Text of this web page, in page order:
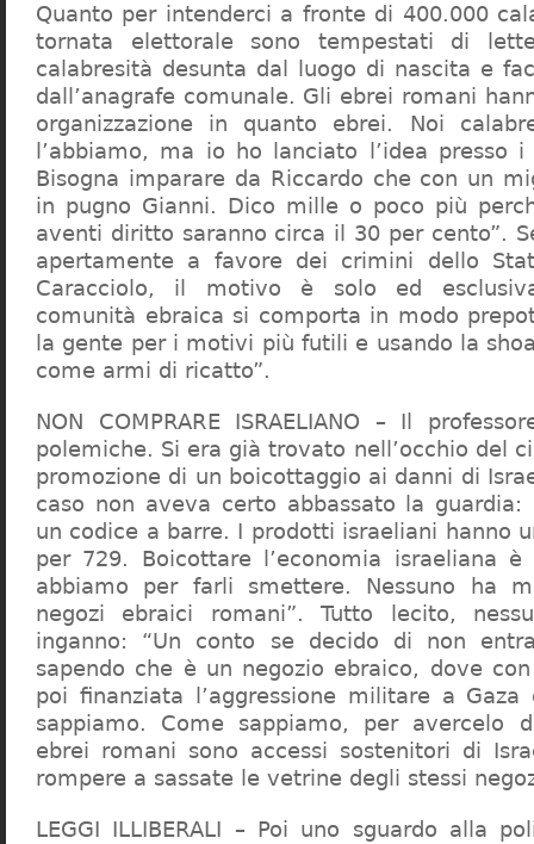
Quanto per intenderci a fronte di 400.000
tornata elettorale sono tempestati di
calabresità desunta dal luogo di nascita e
dall’anagrafe comunale. Gli ebrei romani
organizzazione in quanto ebrei. Noi
l’abbiamo, ma io ho lanciato l’idea presso
Bisogna imparare da Riccardo che con un
in pugno Gianni. Dico mille o poco più
aventi diritto saranno circa il 30 per cento”.
apertamente a favore dei crimini dello
Caracciolo, il motivo è solo ed
comunità ebraica si comporta in modo
la gente per i motivi più futili e usando la
come armi di ricatto”.
NON COMPRARE ISRAELIANO – Il
polemiche. Si era già trovato nell’occhio del
promozione di un boicottaggio ai danni di
caso non aveva certo abbassato la guardia:
un codice a barre. I prodotti israeliani hanno
per 729. Boicottare l’economia israeliana è
abbiamo per farli smettere. Nessuno ha
negozi ebraici romani”. Tutto lecito,
inganno: “Un conto se decido di non
sapendo che è un negozio ebraico, dove
poi finanziata l’aggressione militare a
sappiamo. Come sappiamo, per avercelo
ebrei romani sono accessi sostenitori di
rompere a sassate le vetrine degli stessi
LEGGI ILLIBERALI – Poi uno sguardo alla